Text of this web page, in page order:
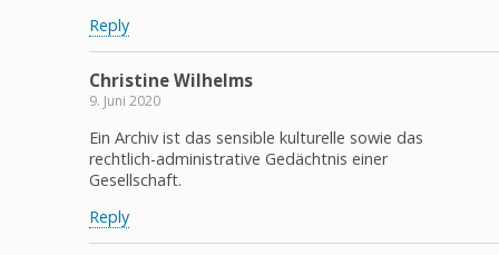
Reply
Christine Wilhelms
9. Juni 2020
Ein Archiv ist das sensible kulturelle sowie das
rechtlich-administrative Gedächtnis einer
Gesellschaft.
Reply